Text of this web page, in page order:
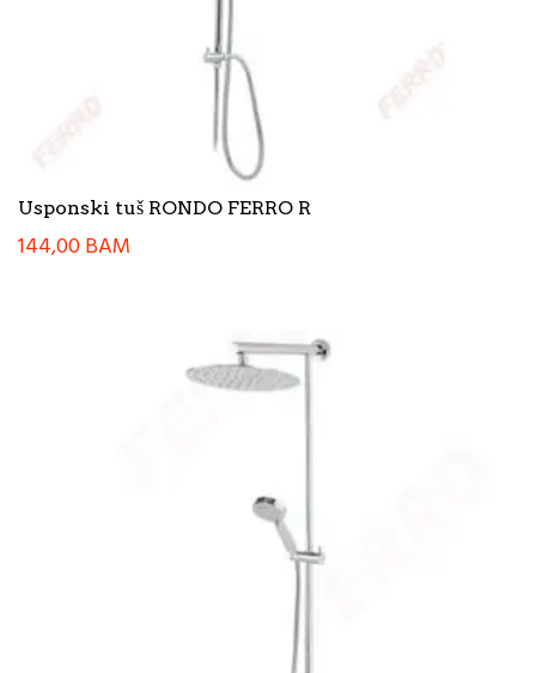
Usponski tuš RONDO FERRO R
144,00BAM